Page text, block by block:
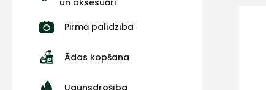
un aksesuāri
Pirmā palīdzība
Ādas kopšana
Ugunsdrošība